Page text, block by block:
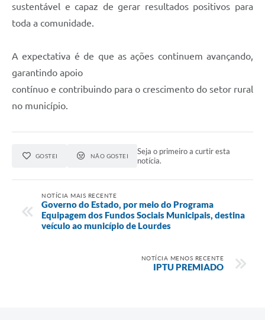
sustentável e capaz de gerar resultados positivos para
toda a comunidade.
A expectativa é de que as ações continuem avançando,
garantindo apoio
contínuo e contribuindo para o crescimento do setor rural
no município.
GOSTEI NÃO GOSTEI
Seja o primeiro a curtir esta
notícia.
NOTÍCIA MAIS RECENTE
Governo do Estado, por meio do Programa
Equipagem dos Fundos Sociais Municipais, destina
veículo ao município de Lourdes
NOTÍCIA MENOS RECENTE
IPTU PREMIADO